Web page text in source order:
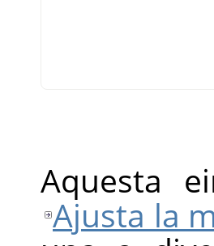
Aquesta
Ajusta la